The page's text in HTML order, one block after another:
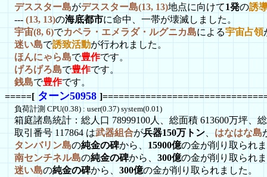
デススター島がデススター島(13, 13)地点に向けて1発の誘
--- (13, 13)の海底都市に命中、一帯が壊滅しました。
宇宙(8, 6)でカペラ・エメラダ・ルグニカ島による宇宙占領
迷い島で誘致活動が行われました。
ほんにゃら島で豊作です。
げろげろ島で豊作です。
銭島で豊作です。
=====[ ターン50958
負荷計測 CPU(0.38) : user(0.37) system(0.01)
箱庭諸島統計：総人口 78999100人、総面積 613600万坪、
取引番号 117864 は武器組合が兵器150万トン、はなはな島
タンバリン島の純金の碑から、 15900億の金が削り取られ
南センチネル島の純金の碑から、 300億の金が削り取られ
迷い島の純金の碑から、 300億の金が削り取られました。